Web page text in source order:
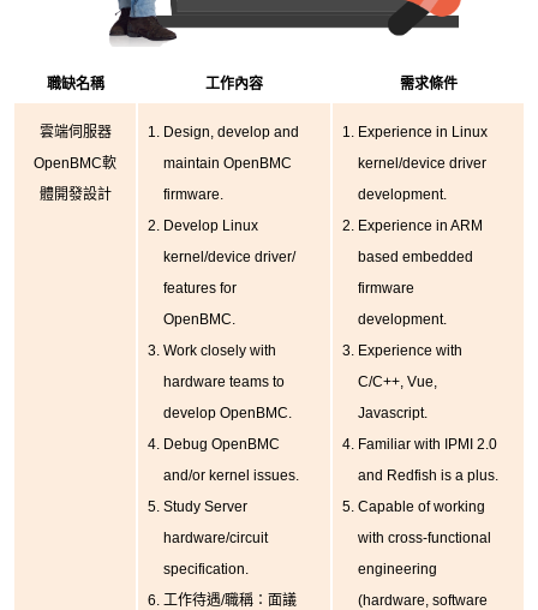
職缺名稱 工作內容 需求條件
雲端伺服器
OpenBMC軟
體開發設計
Design, develop and
maintain OpenBMC
firmware.
Develop Linux
kernel/device driver/
features for
OpenBMC.
Work closely with
hardware teams to
develop OpenBMC.
Debug OpenBMC
and/or kernel issues.
Study Server
hardware/circuit
specification.
工作待遇/職稱：面議
Experience in Linux
kernel/device driver
development.
Experience in ARM
based embedded
firmware
development.
Experience with
C/C++, Vue,
Javascript.
Familiar with IPMI 2.0
and Redfish is a plus.
Capable of working
with cross-functional
engineering
(hardware, software